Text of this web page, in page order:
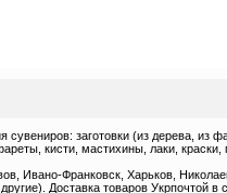
заготовки (из дерева, из
кисти, мастихины, лаки, краски,
Ивано-Франковск, Харьков,
Доставка товаров Укрпочтой в